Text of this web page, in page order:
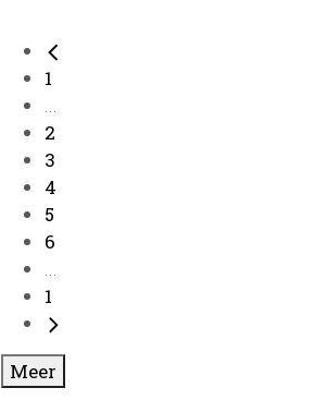
1
...
2
3
4
5
6
...
1
Meer